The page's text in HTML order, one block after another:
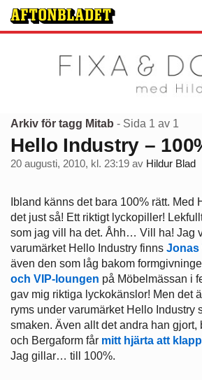
Arkiv för tagg Mitab - Sida 1 av 1
Hello Industry –
20 augusti, 2010, kl. 23:19 av Hildur Blad
Ibland känns det bara 100% rätt. Med
det just så! Ett riktigt lyckopiller!
som jag vill ha det. Åhh… Vill ha! Jag
varumärket Hello Industry finns Jonas
även den som låg bakom
och VIP-loungen på Möbelmässan i
gav mig riktiga lyckokänslor! Men det
ryms under varumärket Hello Industry
smaken. Även allt det andra han gjort,
och Bergaform får mitt hjärta att
Jag gillar… till 100%.